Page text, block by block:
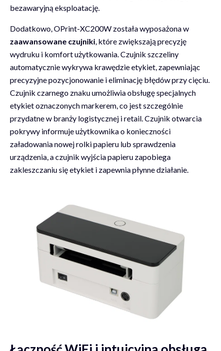
bezawaryjną eksploatację.
Dodatkowo, OPrint-XC200W została wyposażona w
zaawansowane czujniki , które zwiększają precyzję
wydruku i komfort użytkowania. Czujnik szczeliny
automatycznie wykrywa krawędzie etykiet, zapewniając
precyzyjne pozycjonowanie i eliminację błędów przy cięciu.
Czujnik czarnego znaku umożliwia obsługę specjalnych
etykiet oznaczonych markerem, co jest szczególnie
przydatne w branży logistycznej i retail. Czujnik otwarcia
pokrywy informuje użytkownika o konieczności
załadowania nowej rolki papieru lub sprawdzenia
urządzenia, a czujnik wyjścia papieru zapobiega
zakleszczaniu się etykiet i zapewnia płynne działanie.